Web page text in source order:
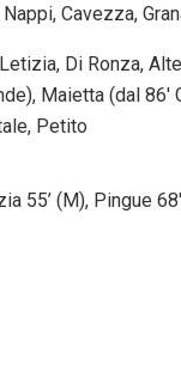
Cavezza,
Di Ronza,
Maietta (dal 86′
Petito
55’ (M), Pingue